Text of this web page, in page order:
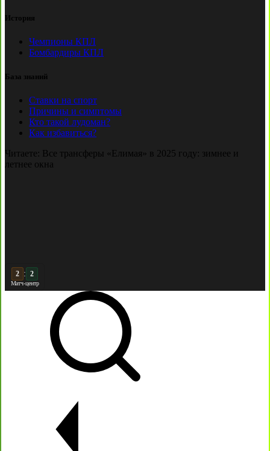
История
Чемпионы КПЛ
Бомбардиры КПЛ
База знаний
Ставки на спорт
Причины и симптомы
Кто такой лудоман?
Как избавиться?
Читаете: Все трансферы «Елимая» в 2025 году: зимнее и
летнее окна
3 :
Матч-центр